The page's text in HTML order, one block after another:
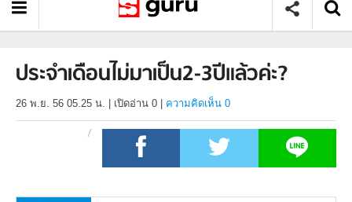
ประจำเดือนไม่มาเป็น2-3ปีแล้วค่ะ?
26 พ.ย. 56 05.25 น. เปิดอ่าน 0 ความคิดเห็น 0